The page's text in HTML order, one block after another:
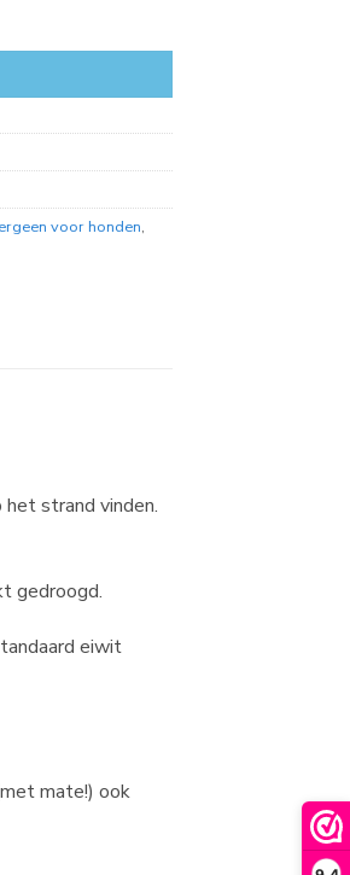
voor honden,
strand vinden.
gedroogd.
eiwit
mate!) ook